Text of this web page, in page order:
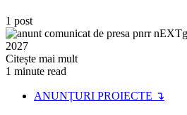
1 post
Citește mai mult
1 minute read
ANUNȚURI PROIECTE ↴